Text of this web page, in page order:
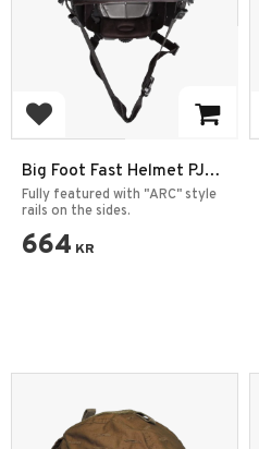
Add to favorites
Big Foot Fast Helmet PJ
OD
Fully featured with "ARC" style
rails on the sides.
664 KR